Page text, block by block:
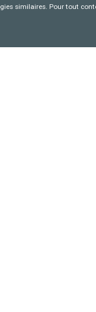
similaires. Pour tout